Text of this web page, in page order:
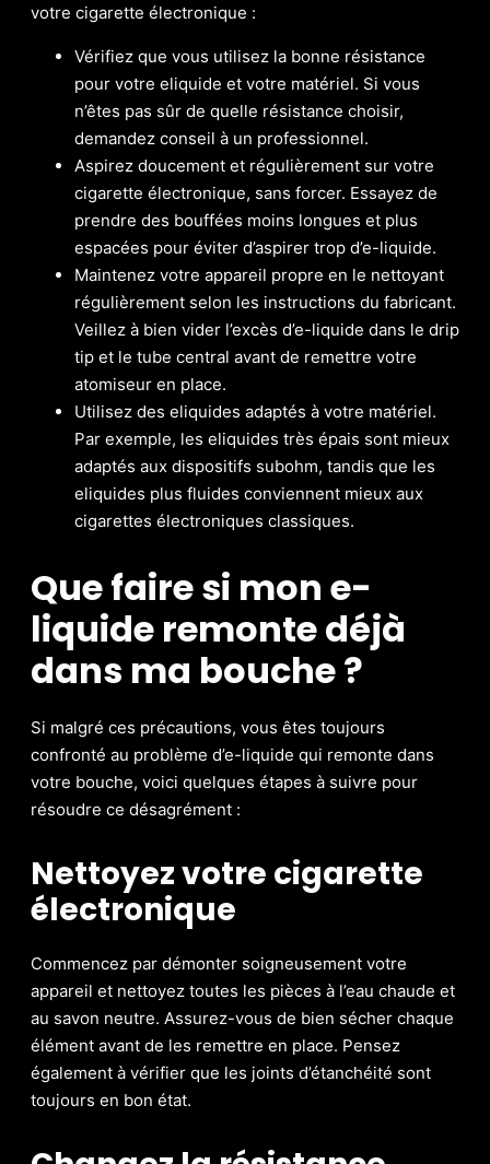
votre cigarette électronique :
Vérifiez que vous utilisez la bonne résistance
pour votre eliquide et votre matériel. Si vous
n’êtes pas sûr de quelle résistance choisir,
demandez conseil à un professionnel.
Aspirez doucement et régulièrement sur votre
cigarette électronique, sans forcer. Essayez de
prendre des bouffées moins longues et plus
espacées pour éviter d’aspirer trop d’e-liquide.
Maintenez votre appareil propre en le nettoyant
régulièrement selon les instructions du fabricant.
Veillez à bien vider l’excès d’e-liquide dans le drip
tip et le tube central avant de remettre votre
atomiseur en place.
Utilisez des eliquides adaptés à votre matériel.
Par exemple, les eliquides très épais sont mieux
adaptés aux dispositifs subohm, tandis que les
eliquides plus fluides conviennent mieux aux
cigarettes électroniques classiques.
Que faire si mon e-
liquide remonte déjà
dans ma bouche ?
Si malgré ces précautions, vous êtes toujours
confronté au problème d’e-liquide qui remonte dans
votre bouche, voici quelques étapes à suivre pour
résoudre ce désagrément :
Nettoyez votre cigarette
électronique
Commencez par démonter soigneusement votre
appareil et nettoyez toutes les pièces à l’eau chaude et
au savon neutre. Assurez-vous de bien sécher chaque
élément avant de les remettre en place. Pensez
également à vérifier que les joints d’étanchéité sont
toujours en bon état.